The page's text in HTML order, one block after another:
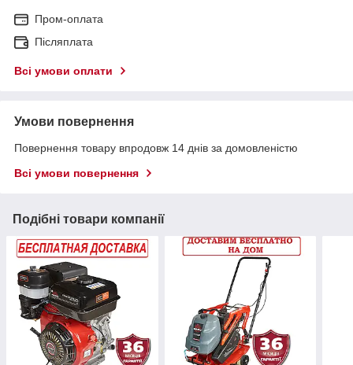
Пром-оплата
Післяплата
Всі умови оплати
Умови повернення
Повернення товару впродовж 14 днів за домовленістю
Всі умови повернення
Подібні товари компанії